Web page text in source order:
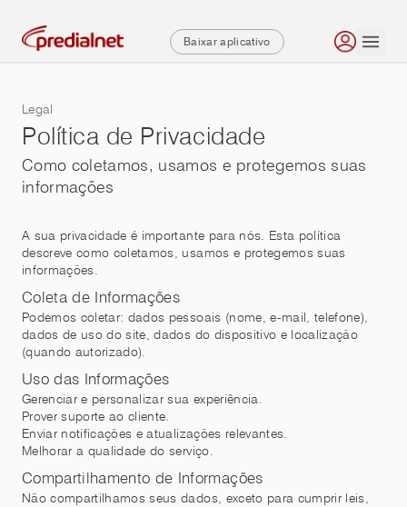
Baixar aplicativo
Legal
Política de Privacidade
Como coletamos, usamos e protegemos suas
informações
A sua privacidade é importante para nós. Esta política
descreve como coletamos, usamos e protegemos suas
informações.
Coleta de Informações
Podemos coletar: dados pessoais (nome, e-mail, telefone),
dados de uso do site, dados do dispositivo e localização
(quando autorizado).
Uso das Informações
Gerenciar e personalizar sua experiência.
Prover suporte ao cliente.
Enviar notificações e atualizações relevantes.
Melhorar a qualidade do serviço.
Compartilhamento de Informações
Não compartilhamos seus dados, exceto para cumprir leis,